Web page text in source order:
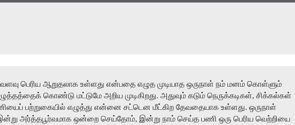
பெரிய ஆறுதலாக உள்ளது என்பதை எழுத முடியாத ஒருநாள் நம் மனம் கொள்ளும்
கொண்டு மட்டுமே அறிய முடிகிறது. அதுவும் கடும் நெருக்கடிகள், சிக்கல்கள்
பற்றுகையில் எழுத்து என்னை சட்டென மீட்கிற தேவதையாக உள்ளது. ஒருநாள்
அர்த்தபூர்வமாக ஒன்றை செய்தோம், இன்று நாம் செய்த பணி ஒரு பெரிய வெற்றியை